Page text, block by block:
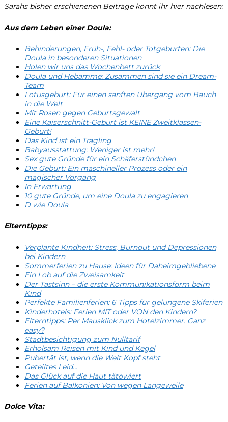
Sarahs bisher erschienenen Beiträge könnt ihr hier nachlesen:
Aus dem Leben einer Doula:
Behinderungen, Früh-, Fehl- oder Totgeburten: Die
Doula in besonderen Situationen
Holen wir uns das Wochenbett zurück
Doula und Hebamme: Zusammen sind sie ein Dream-
Team
Lotusgeburt: Für einen sanften Übergang vom Bauch
in die Welt
Mit Rosen gegen Geburtsgewalt
Eine Kaiserschnitt-Geburt ist KEINE Zweitklassen-
Geburt!
Das Kind ist ein Tragling
Babyausstattung: Weniger ist mehr!
Sex gute Gründe für ein Schäferstündchen
Die Geburt: Ein maschineller Prozess oder ein
magischer Vorgang
In Erwartung
10 gute Gründe, um eine Doula zu engagieren
D wie Doula
Elterntipps:
Verplante Kindheit: Stress, Burnout und Depressionen
bei Kindern
Sommerferien zu Hause: Ideen für Daheimgebliebene
Ein Lob auf die Zweisamkeit
Der Tastsinn – die erste Kommunikationsform beim
Kind
Perfekte Familienferien: 6 Tipps für gelungene Skiferien
Kinderhotels: Ferien MIT oder VON den Kindern?
Elterntipps: Per Mausklick zum Hotelzimmer. Ganz
easy?
Stadtbesichtigung zum Nulltarif
Erholsam Reisen mit Kind und Kegel
Pubertät ist, wenn die Welt Kopf steht
Geteiltes Leid…
Das Glück auf die Haut tätowiert
Ferien auf Balkonien: Von wegen Langeweile
Dolce Vita: